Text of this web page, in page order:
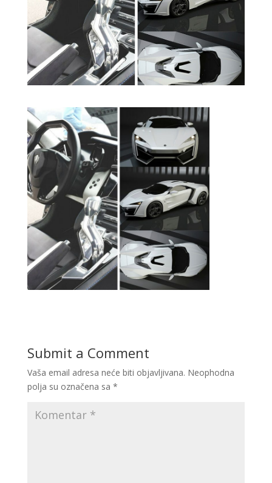
Submit a Comment
Vaša email adresa neće biti objavljivana. Neophodna
polja su označena sa *